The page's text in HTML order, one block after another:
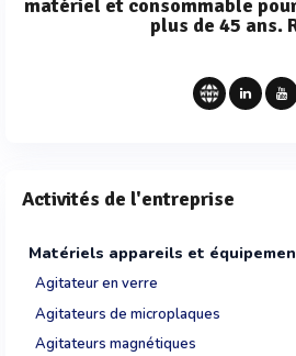
matériel et consommable
plus de 45 ans.
Activités de l'entreprise
Matériels appareils et
Agitateur en verre
Agitateurs de microplaques
Agitateurs magnétiques